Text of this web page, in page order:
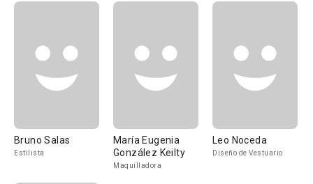
Bruno Salas
Estilista
María Eugenia
González Keilty
Maquilladora
Leo Noceda
Diseño de Vestuario